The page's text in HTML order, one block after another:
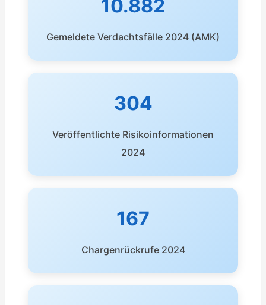
10.882
Gemeldete Verdachtsfälle 2024 (AMK)
304
Veröffentlichte Risikoinformationen
2024
167
Chargenrückrufe 2024